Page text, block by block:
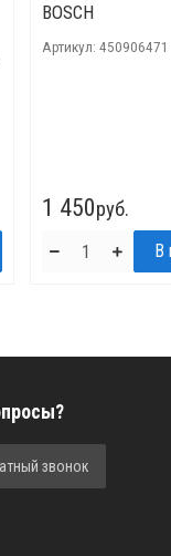
BOSCH
Артикул:450906471
1 450руб.
звонок